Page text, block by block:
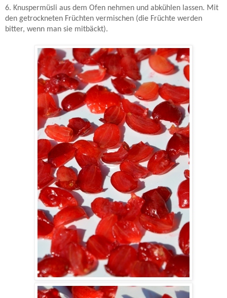
6. Knuspermüsli aus dem Ofen nehmen und abkühlen lassen. Mit
den getrockneten Früchten vermischen (die Früchte werden
bitter, wenn man sie mitbäckt).